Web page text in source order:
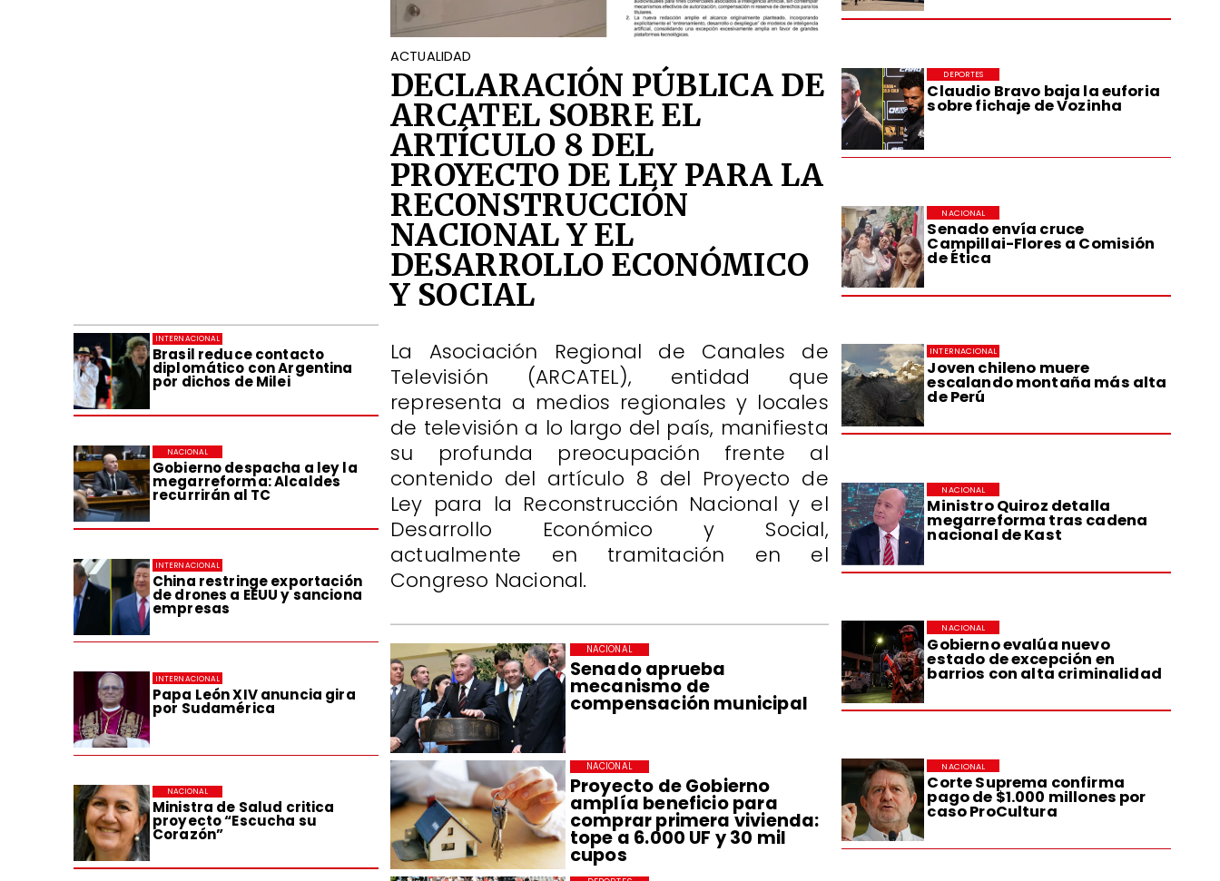
Claudio Bravo baja la euforia
sobre fichaje de Vozinha
DEPORTES
Senado envía cruce
Campillai-Flores a Comisión
de Ética
NACIONAL
Joven chileno muere
escalando montaña más alta
de Perú
INTERNACIONAL
Ministro Quiroz detalla
megarreforma tras cadena
nacional de Kast
NACIONAL
Gobierno evalúa nuevo
estado de excepción en
barrios con alta criminalidad
NACIONAL
Corte Suprema confirma
pago de $1.000 millones por
caso ProCultura
NACIONAL
Brasil reduce contacto
diplomático con Argentina
por dichos de Milei
INTERNACIONAL
Gobierno despacha a ley la
megarreforma: Alcaldes
recurrirán al TC
NACIONAL
China restringe exportación
de drones a EEUU y sanciona
empresas
INTERNACIONAL
Papa León XIV anuncia gira
por Sudamérica
INTERNACIONAL
Ministra de Salud critica
proyecto “Escucha su
Corazón”
NACIONAL
Senado aprueba
mecanismo de
compensación municipal
NACIONAL
Proyecto de Gobierno
amplía beneficio para
comprar primera vivienda:
tope a 6.000 UF y 30 mil
cupos
NACIONAL
ACTUALIDAD
DECLARACIÓN PÚBLICA DE
ARCATEL SOBRE EL
ARTÍCULO 8 DEL
PROYECTO DE LEY PARA LA
RECONSTRUCCIÓN
NACIONAL Y EL
DESARROLLO ECONÓMICO
Y SOCIAL
La Asociación Regional de Canales de
Televisión (ARCATEL), entidad que
representa a medios regionales y locales
de televisión a lo largo del país, manifiesta
su profunda preocupación frente al
contenido del artículo 8 del Proyecto de
Ley para la Reconstrucción Nacional y el
Desarrollo Económico y Social,
actualmente en tramitación en el
Congreso Nacional.